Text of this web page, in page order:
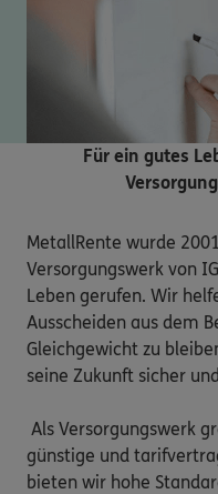
Für ein gutes
MetallRente wurde
Versorgungswerk von
Leben gerufen. Wir
Ausscheiden aus dem
Gleichgewicht zu
seine Zukunft sicher
günstige und
bieten wir hohe